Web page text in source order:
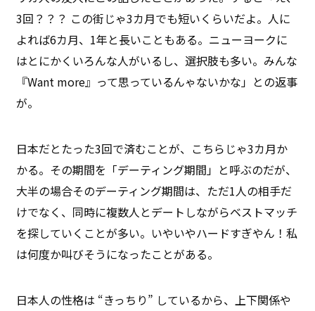
3回？？？ この街じゃ3カ月でも短いくらいだよ。人に
よれば6カ月、1年と長いこともある。ニューヨークに
はとにかくいろんな人がいるし、選択肢も多い。みんな
『Want more』って思っているんゃないかな」との返事
が。
日本だとたった3回で済むことが、こちらじゃ3カ月か
かる。その期間を「デーティング期間」と呼ぶのだが、
大半の場合そのデーティング期間は、ただ1人の相手だ
けでなく、同時に複数人とデートしながらベストマッチ
を探していくことが多い。いやいやハードすぎやん！私
は何度か叫びそうになったことがある。
日本人の性格は “きっちり” しているから、上下関係や